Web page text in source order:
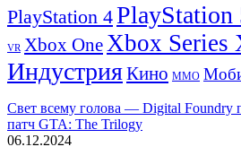
PlayStation 4PlayStation
VR Xbox OneXbox Series
ИндустрияКино ММО
Свет всему голова — Digital Foundry
патч GTA: The Trilogy
06.12.2024